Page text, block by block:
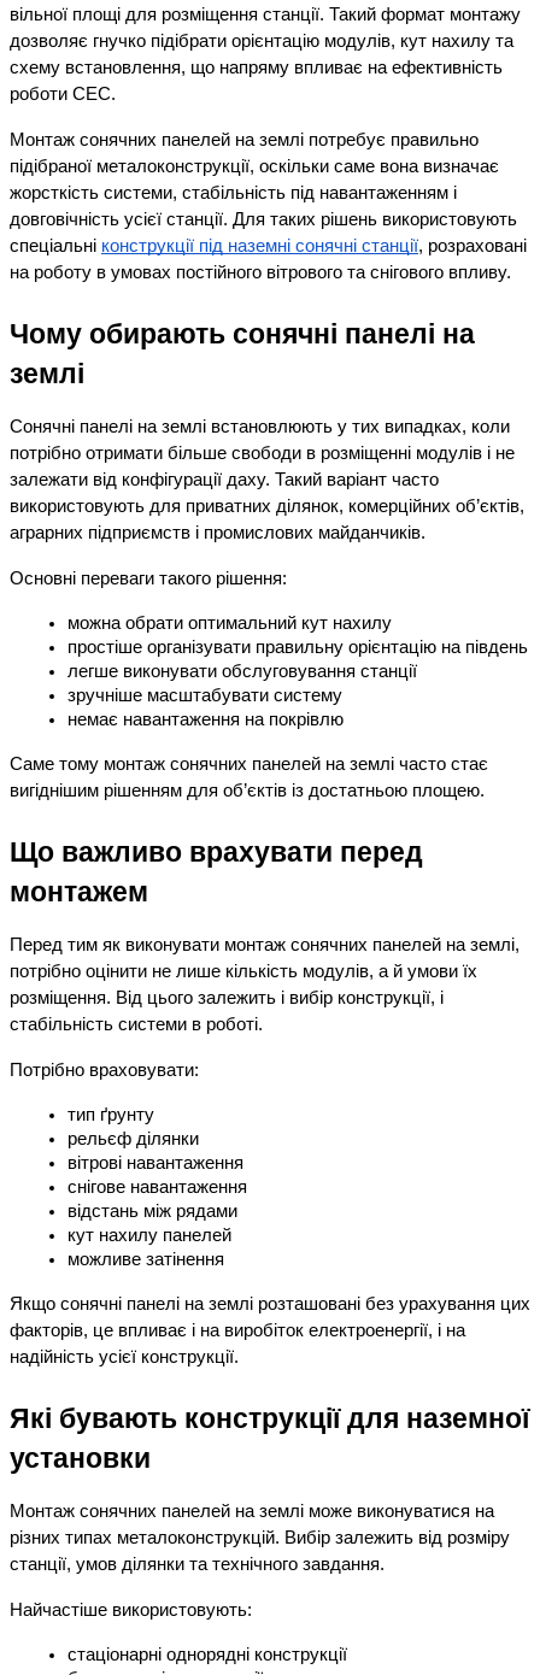
вільної площі для розміщення станції. Такий формат монтажу
дозволяє гнучко підібрати орієнтацію модулів, кут нахилу та
схему встановлення, що напряму впливає на ефективність
роботи СЕС.
Монтаж сонячних панелей на землі потребує правильно
підібраної металоконструкції, оскільки саме вона визначає
жорсткість системи, стабільність під навантаженням і
довговічність усієї станції. Для таких рішень використовують
спеціальні конструкції під наземні сонячні станції, розраховані
на роботу в умовах постійного вітрового та снігового впливу.
Чому обирають сонячні панелі на
землі
Сонячні панелі на землі встановлюють у тих випадках, коли
потрібно отримати більше свободи в розміщенні модулів і не
залежати від конфігурації даху. Такий варіант часто
використовують для приватних ділянок, комерційних об’єктів,
аграрних підприємств і промислових майданчиків.
Основні переваги такого рішення:
можна обрати оптимальний кут нахилу
простіше організувати правильну орієнтацію на південь
легше виконувати обслуговування станції
зручніше масштабувати систему
немає навантаження на покрівлю
Саме тому монтаж сонячних панелей на землі часто стає
вигіднішим рішенням для об’єктів із достатньою площею.
Що важливо врахувати перед
монтажем
Перед тим як виконувати монтаж сонячних панелей на землі,
потрібно оцінити не лише кількість модулів, а й умови їх
розміщення. Від цього залежить і вибір конструкції, і
стабільність системи в роботі.
Потрібно враховувати:
тип ґрунту
рельєф ділянки
вітрові навантаження
снігове навантаження
відстань між рядами
кут нахилу панелей
можливе затінення
Якщо сонячні панелі на землі розташовані без урахування цих
факторів, це впливає і на виробіток електроенергії, і на
надійність усієї конструкції.
Які бувають конструкції для наземної
установки
Монтаж сонячних панелей на землі може виконуватися на
різних типах металоконструкцій. Вибір залежить від розміру
станції, умов ділянки та технічного завдання.
Найчастіше використовують:
стаціонарні однорядні конструкції